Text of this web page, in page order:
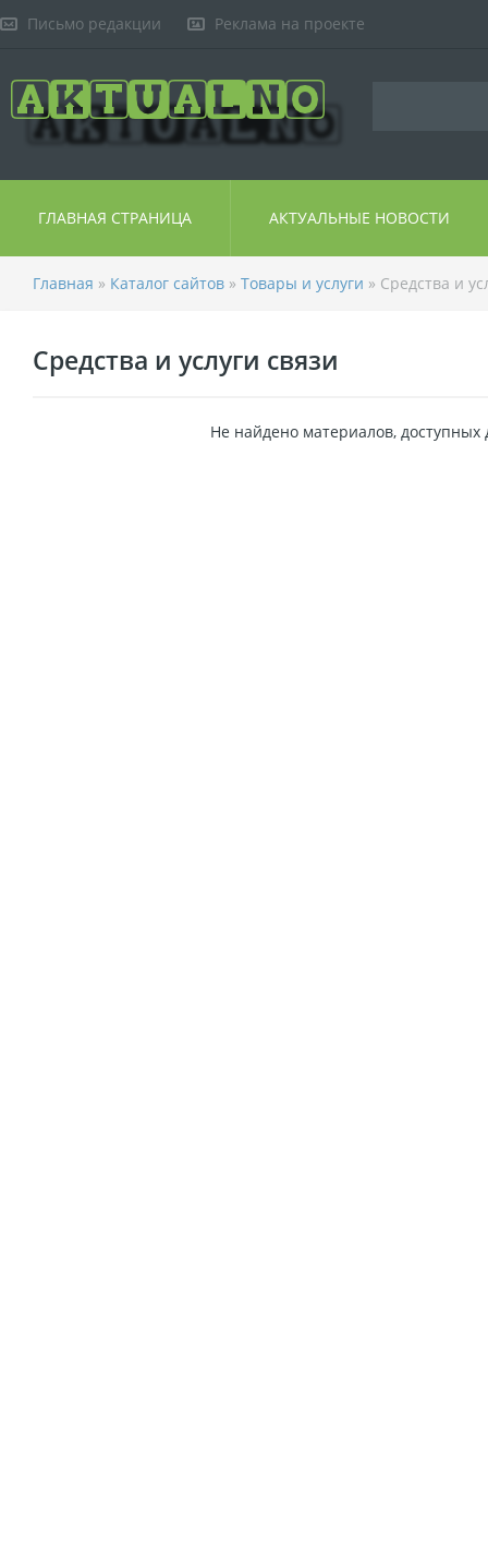
Письмо редакции Реклама на проекте
ГЛАВНАЯ СТРАНИЦА АКТУАЛЬНЫЕ НОВОСТИ
Главная » Каталог сайтов » Товары и услуги » Средства и
Средства и услуги связи
Не найдено материалов, доступных